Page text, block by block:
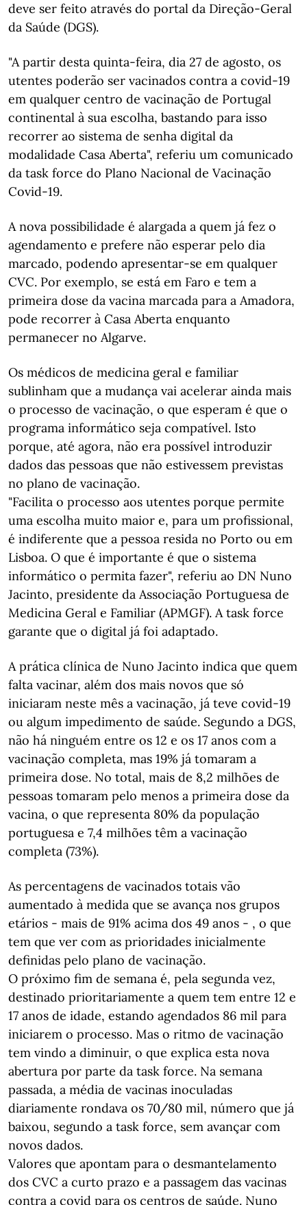
deve ser feito através do portal da Direção-Geral
da Saúde (DGS).
"A partir desta quinta-feira, dia 27 de agosto, os
utentes poderão ser vacinados contra a covid-19
em qualquer centro de vacinação de Portugal
continental à sua escolha, bastando para isso
recorrer ao sistema de senha digital da
modalidade Casa Aberta", referiu um comunicado
da task force do Plano Nacional de Vacinação
Covid-19.
A nova possibilidade é alargada a quem já fez o
agendamento e prefere não esperar pelo dia
marcado, podendo apresentar-se em qualquer
CVC. Por exemplo, se está em Faro e tem a
primeira dose da vacina marcada para a Amadora,
pode recorrer à Casa Aberta enquanto
permanecer no Algarve.
Os médicos de medicina geral e familiar
sublinham que a mudança vai acelerar ainda mais
o processo de vacinação, o que esperam é que o
programa informático seja compatível. Isto
porque, até agora, não era possível introduzir
dados das pessoas que não estivessem previstas
no plano de vacinação.
"Facilita o processo aos utentes porque permite
uma escolha muito maior e, para um profissional,
é indiferente que a pessoa resida no Porto ou em
Lisboa. O que é importante é que o sistema
informático o permita fazer", referiu ao DN Nuno
Jacinto, presidente da Associação Portuguesa de
Medicina Geral e Familiar (APMGF). A task force
garante que o digital já foi adaptado.
A prática clínica de Nuno Jacinto indica que quem
falta vacinar, além dos mais novos que só
iniciaram neste mês a vacinação, já teve covid-19
ou algum impedimento de saúde. Segundo a DGS,
não há ninguém entre os 12 e os 17 anos com a
vacinação completa, mas 19% já tomaram a
primeira dose. No total, mais de 8,2 milhões de
pessoas tomaram pelo menos a primeira dose da
vacina, o que representa 80% da população
portuguesa e 7,4 milhões têm a vacinação
completa (73%).
As percentagens de vacinados totais vão
aumentado à medida que se avança nos grupos
etários - mais de 91% acima dos 49 anos - , o que
tem que ver com as prioridades inicialmente
definidas pelo plano de vacinação.
O próximo fim de semana é, pela segunda vez,
destinado prioritariamente a quem tem entre 12 e
17 anos de idade, estando agendados 86 mil para
iniciarem o processo. Mas o ritmo de vacinação
tem vindo a diminuir, o que explica esta nova
abertura por parte da task force. Na semana
passada, a média de vacinas inoculadas
diariamente rondava os 70/80 mil, número que já
baixou, segundo a task force, sem avançar com
novos dados.
Valores que apontam para o desmantelamento
dos CVC a curto prazo e a passagem das vacinas
contra a covid para os centros de saúde. Nuno